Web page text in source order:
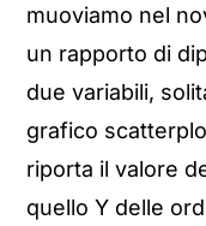
muoviamo nel
un rapporto di
due variabili,
grafico
riporta il valore
quello Y delle